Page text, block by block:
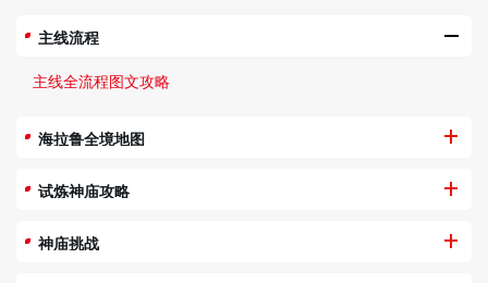
主线流程
主线全流程图文攻略
海拉鲁全境地图
试炼神庙攻略
神庙挑战